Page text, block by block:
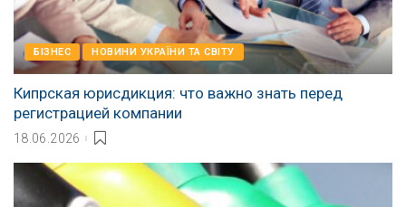
БІЗНЕС НОВИНИ УКРАЇНИ ТА СВІТУ
Кипрская юрисдикция: что важно знать перед
регистрацией компании
18.06.2026